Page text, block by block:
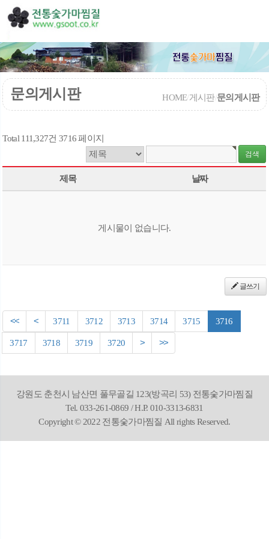
문의게시판 HOME/게시판/문의게시판
Total 111,327건 3716 페이지
제목 날짜
게시물이 없습니다.
글쓰기
<< < 3711 3712 3713 3714 3715 3716
3717 3718 3719 3720 > >>
강원도 춘천시 남산면 풀무골길 123(방곡리 53) 전통숯가마찜질
Tel. 033-261-0869 / H.P. 010-3313-6831
Copyright © 2022 전통숯가마찜질 All rights Reserved.